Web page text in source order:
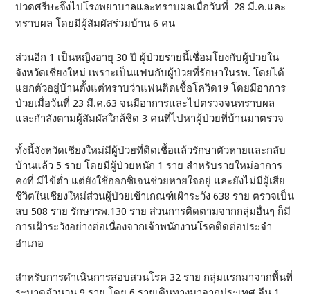
ปวดศรีษะจึงไปโรงพยาบาลและทราบผลเมื่อวันที่ 28 มี.ค.และ
ทราบผล โดยมีผู้สัมผัสร่วมบ้าน 6 คน
ส่วนอีก 1 เป็นหญิงอายุ 30 ปี ผู้ป่วยรายนี้เชื่อมโยงกับผู้ป่วยใน
จังหวัดเชียงใหม่ เพราะเป็นแฟนกับผู้ป่วยที่รักษาในรพ. โดยได้
แยกตัวอยู่บ้านตั้งแต่ทราบว่าแฟนติดเชื้อโควิด19 โดยมีอาการ
ป่วยเมื่อวันที่ 23 มี.ค.63 จนมีอาการและไปตรวจจนทราบผล
และกำลังตามผู้สัมผัสใกล้ชิด 3 คนที่ไปหาผู้ป่วยที่บ้านมาตรวจ
ทั้งนี้จังหวัดเชียงใหม่มีผู้ป่วยที่ติดเชื้อแล้วรักษาตัวหายและกลับ
บ้านแล้ว 5 ราย โดยมีผู้ป่วยหนัก 1 ราย สำหรับรายใหม่อาการ
คงที่ มีไข้ต่ำ แต่ยังใช้ออกซิเจนช่วยหายใจอยู่ และยังไม่มีผู้เสีย
ชีวิตในเชียงใหม่ส่วนผู้ป่วยเข้าเกณฑ์เฝ้าระวัง 638 ราย ตรวจเป็น
ลบ 508 ราย รักษารพ.130 ราย ส่วนการติดตามจากกลุ่มอื่นๆ ก็มี
การเฝ้าระวังอย่างต่อเนื่องจากเจ้าพนักงานโรคติดต่อประจำ
อำเภอ
สำหรับการดำเนินการสอบสวนโรค 32 ราย กลุ่มแรกมาจากพื้นที่